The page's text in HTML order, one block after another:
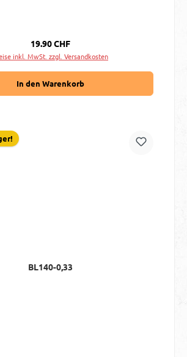
Regulärer Preis:
19.90 CHF
inkl. MwSt. zzgl. Versandkosten
In den Warenkorb
BL140-0,33